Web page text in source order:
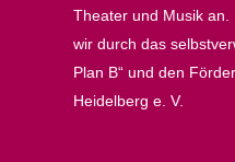
Theater und Musik
wir durch das
Plan B“ und den
Heidelberg e. V.